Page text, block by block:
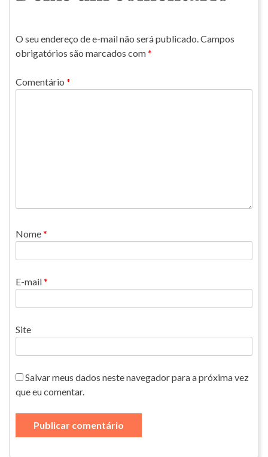
O seu endereço de e-mail não será publicado.Campos
obrigatórios são marcados com*
Comentário *
Nome*
E-mail*
Site
Salvar meus dados neste navegador para a próxima vez
que eu comentar.